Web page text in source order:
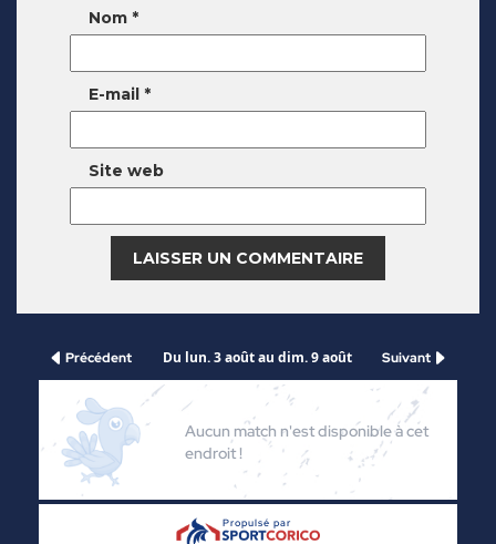
Nom *
E-mail *
Site web